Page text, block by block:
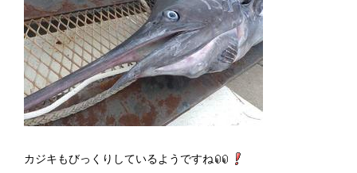
カジキもびっくりしているようですね